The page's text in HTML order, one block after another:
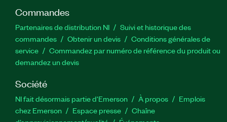
Numéro(s) de référence : 910668-71 910668-69
Commandes
Partenaires de distribution NI
Suivi et historique des
commandes
Obtenir un devis
Conditions générales de
service
Commandez par numéro de référence du produit ou
demandez un devis
Société
NI fait désormais partie d'Emerson À propos
Emplois
chez Emerson
Espace presse
Chaîne